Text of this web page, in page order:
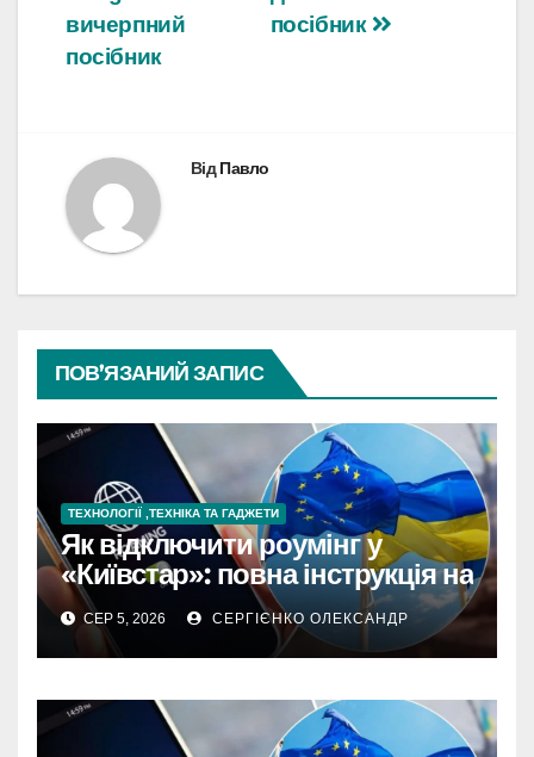
посібник
вичерпний
посібник
ВідПавло
ПОВ’ЯЗАНИЙ ЗАПИС
ТЕХНОЛОГІЇ ,ТЕХНІКА ТА ГАДЖЕТИ
Як відключити роумінг у
«Київстар»: повна інструкція на
2026 рік
СЕР 5, 2026 СЕРГІЄНКО ОЛЕКСАНДР